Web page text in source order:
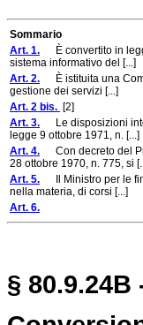
Sommario
Art. 1. È convertito in
sistema informativo del [...]
Art. 2. È istituita una
gestione dei servizi [...]
Art. 2 bis. [2]
Art. 3. Le disposizioni
legge 9 ottobre 1971, n. [...]
Art. 4. Con decreto del
28 ottobre 1970, n. 775, si
Art. 5. Il Ministro per le
nella materia, di corsi [...]
Art. 6.
§ 80.9.24B